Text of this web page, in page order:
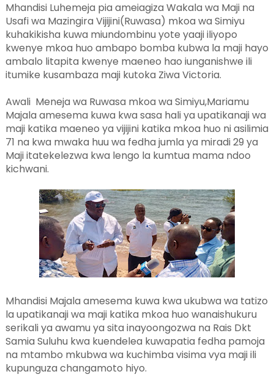
Mhandisi Luhemeja pia ameiagiza Wakala wa Maji na
Usafi wa Mazingira Vijijini(Ruwasa) mkoa wa Simiyu
kuhakikisha kuwa miundombinu yote yaaji iliyopo
kwenye mkoa huo ambapo bomba kubwa la maji hayo
ambalo litapita kwenye maeneo hao iunganishwe ili
itumike kusambaza maji kutoka Ziwa Victoria.
Awali Meneja wa Ruwasa mkoa wa Simiyu,Mariamu
Majala amesema kuwa kwa sasa hali ya upatikanaji wa
maji katika maeneo ya vijijini katika mkoa huo ni asilimia
71 na kwa mwaka huu wa fedha jumla ya miradi 29 ya
Maji itatekelezwa kwa lengo la kumtua mama ndoo
kichwani.
Mhandisi Majala amesema kuwa kwa ukubwa wa tatizo
la upatikanaji wa maji katika mkoa huo wanaishukuru
serikali ya awamu ya sita inayoongozwa na Rais Dkt
Samia Suluhu kwa kuendelea kuwapatia fedha pamoja
na mtambo mkubwa wa kuchimba visima vya maji ili
kupunguza changamoto hiyo.